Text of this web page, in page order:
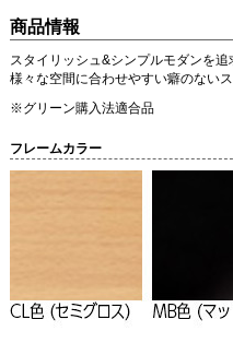
商品情報
スタイリッシュ&シンプルモダンを
様々な空間に合わせやすい癖のないス
※グリーン購入法適合品
フレームカラー